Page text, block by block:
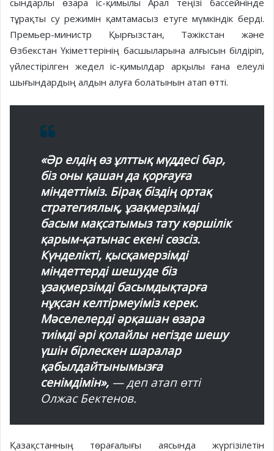
сындарлы өзара іс-қимылы Арал теңізі бассейнінде
тұрақты су режимін қамтамасыз етуге мүмкіндік берді.
Премьер-министр Қырғызстан, Тәжікстан және
Өзбекстан Үкіметтерінің басшыларына алғысын білдіріп,
үйлестірілген жедел іс-қимылдар арқылы ғана елеулі
шығындардың алдын алуға болатынын атап өтті.
«Әр елдің өз ұлттық мүддесі бар,
біз оны қашан да қорғауға
міндеттіміз. Бірақ біздің ортақ
стратегиялық, ұзақмерзімді
басым мақсатымыз тату көршілік
қарым-қатынас екені сөзсіз.
Күнделікті, қысқамерзімді
міндеттерді шешуде біз
ұзақмерзімді басымдықтарға
нұқсан келтірмеуіміз керек.
Мәселелерді әрқашан өзара
тиімді әрі қолайлы негізде шешу
үшін бірлескен шаралар
қабылдайтынымызға
сенімдімін», — деп атап өтті
Олжас Бектенов.
Қазақстанның төрағалығы аясында жүргізілетін